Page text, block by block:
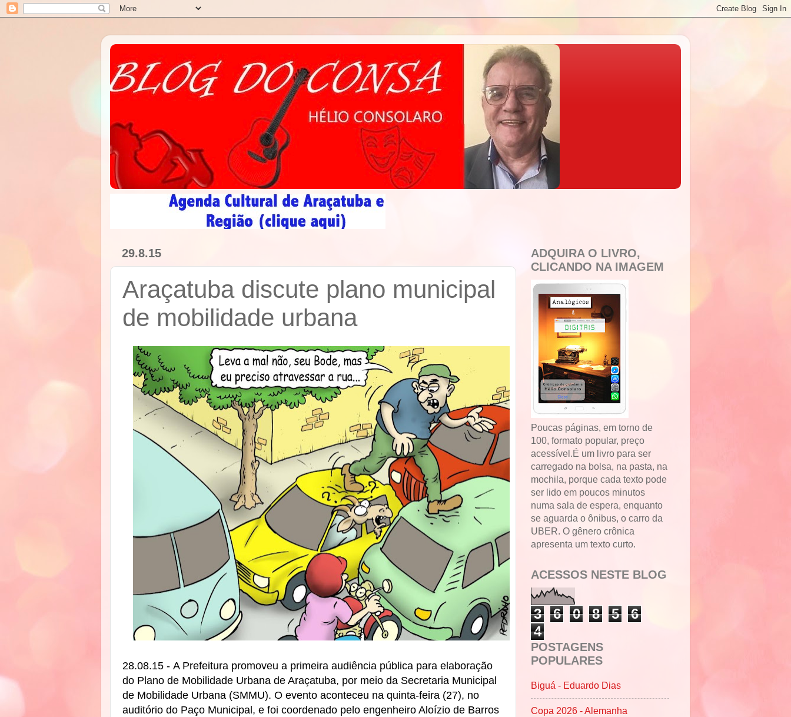
29.8.15
Araçatuba discute plano municipal
de mobilidade urbana
28.08.15 - A Prefeitura promoveu a primeira audiência pública para elaboração
do Plano de Mobilidade Urbana de Araçatuba, por meio da Secretaria Municipal
de Mobilidade Urbana (SMMU). O evento aconteceu na quinta-feira (27), no
auditório do Paço Municipal, e foi coordenado pelo engenheiro Aloízio de Barros
ADQUIRA O LIVRO,
CLICANDO NA IMAGEM
Poucas páginas, em torno de
100, formato popular, preço
acessível.É um livro para ser
carregado na bolsa, na pasta, na
mochila, porque cada texto pode
ser lido em poucos minutos
numa sala de espera, enquanto
se aguarda o ônibus, o carro da
UBER. O gênero crônica
apresenta um texto curto.
ACESSOS NESTE BLOG
3 6 0 8 5
6
4
POSTAGENS
POPULARES
Biguá - Eduardo Dias
Copa 2026 - Alemanha